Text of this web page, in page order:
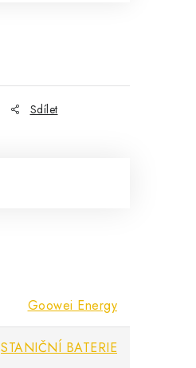
Sdílet
Goowei Energy
STANIČNÍ BATERIE